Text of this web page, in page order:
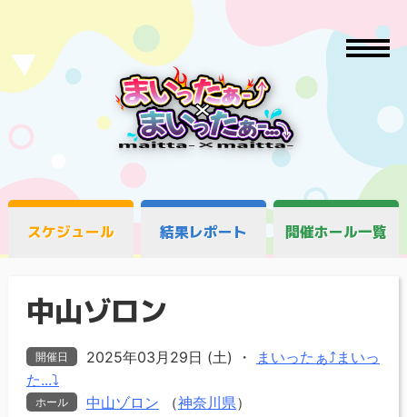
スケジュール 結果レポート 開催ホール一覧
中山ゾロン
開催日 2025年03月29日 (土) ・
まいったぁ⤴まいっ
た...⤵
ホール 中山ゾロン （神奈川県）